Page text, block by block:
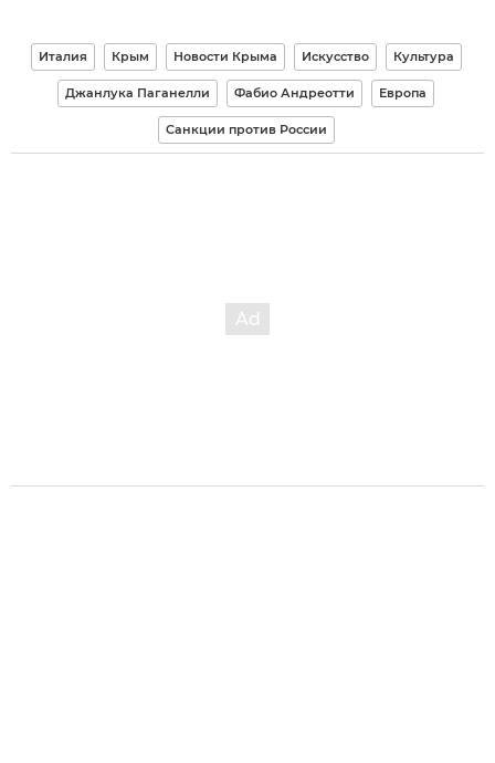
Италия Крым Новости Крыма Искусство Культура
Джанлука Паганелли Фабио Андреотти Европа
Санкции против России